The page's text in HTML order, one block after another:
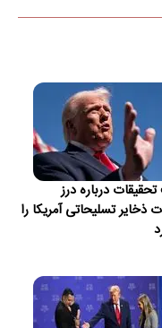
درباره درز
ذخایر تسلیحاتی آمریکا را